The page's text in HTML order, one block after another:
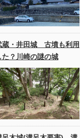
蔵・井田城 古墳も利用
た？川崎の謎の城